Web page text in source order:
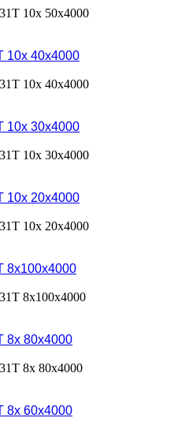
10х 50х4000
40х4000
10х 40х4000
30х4000
10х 30х4000
20х4000
10х 20х4000
8х100х4000
80х4000
8х 80х4000
60х4000